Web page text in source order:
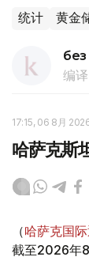
统计 黄金
编译
17:15, 06 8月
哈萨克斯
（哈萨克国
截至2026年8